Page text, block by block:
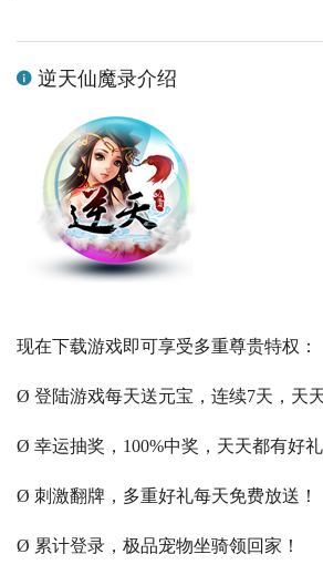
逆天仙魔录介绍
现在下载游戏即可享受多重尊贵特权：
Ø 登陆游戏每天送元宝，连续7天，天
Ø 幸运抽奖，100%中奖，天天都有好礼
Ø 刺激翻牌，多重好礼每天免费放送！
Ø 累计登录，极品宠物坐骑领回家！